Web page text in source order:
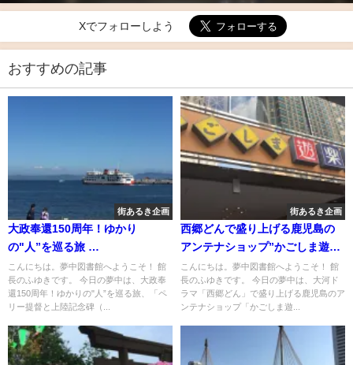
Xでフォローしよう
おすすめの記事
街あるき企画
大政奉還150周年！ゆかり
の"人”を巡る旅
ペリー提督と上陸記念碑
こんにちは。夢中図書館へようこそ！ 館
長のふゆきです。 今日の夢中は、大政奉
還150周年！ゆかりの"人”を巡る旅、「ペ
リー提督と上陸記念碑（...
街あるき企画
西郷どんで盛り上げる鹿児島の
アンテナショップ”かごしま遊楽
館”
こんにちは。夢中図書館へようこそ！ 館
長のふゆきです。 今日の夢中は、大河ド
ラマ「西郷どん」で盛り上げる鹿児島のア
ンテナショップ「かごしま遊...